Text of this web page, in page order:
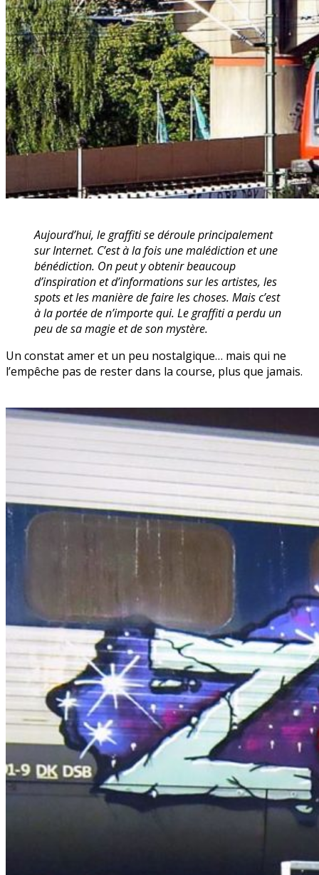
Aujourd’hui, le graffiti se déroule principalement
sur Internet. C’est à la fois une malédiction et une
bénédiction. On peut y obtenir beaucoup
d’inspiration et d’informations sur les artistes, les
spots et les manière de faire les choses. Mais c’est
à la portée de n’importe qui. Le graffiti a perdu un
peu de sa magie et de son mystère.
Un constat amer et un peu nostalgique… mais qui ne
l’empêche pas de rester dans la course, plus que jamais.